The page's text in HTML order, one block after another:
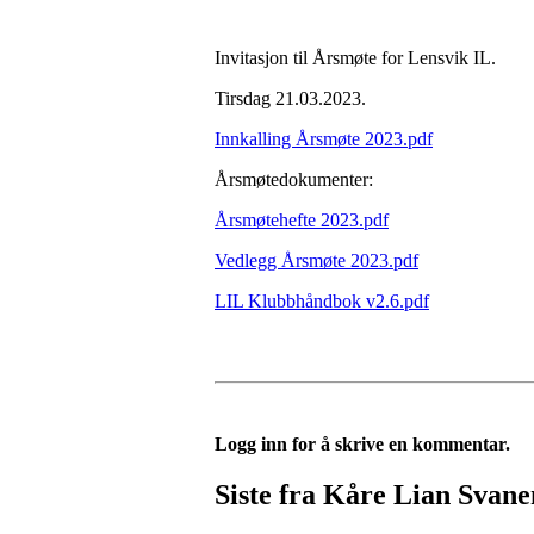
Invitasjon til Årsmøte for Lensvik IL.
Tirsdag 21.03.2023.
Innkalling Årsmøte 2023.pdf
Årsmøtedokumenter:
Årsmøtehefte 2023.pdf
Vedlegg Årsmøte 2023.pdf
LIL Klubbhåndbok v2.6.pdf
Logg inn for å skrive en kommentar.
Siste fra Kåre Lian